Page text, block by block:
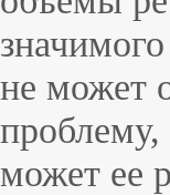
не может
проблему,
может ее